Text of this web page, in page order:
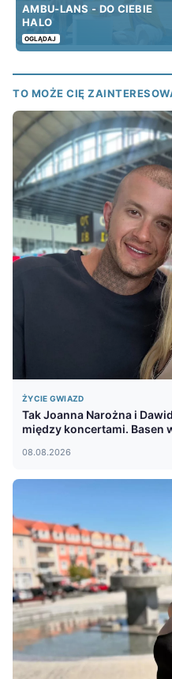
AMBU-LANS - DO CIEBIE
HALO
OGLĄDAJ
TO MOŻE CIĘ
ŻYCIE GWIAZD
Tak Joanna Narożna i
między koncertami. Basen
08.08.2026